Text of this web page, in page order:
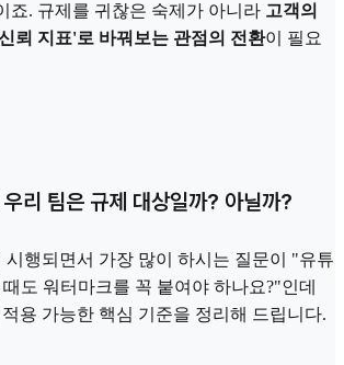
죠. 규제를 귀찮은 숙제가 아니라 고객의
뢰 지표'로 바꿔보는 관점의 전환이 필요
리 팀은 규제 대상일까? 아닐까?
시행되면서 가장 많이 하시는 질문이 "유튜
도 워터마크를 꼭 붙여야 하나요?"인데
용 가능한 핵심 기준을 정리해 드립니다.